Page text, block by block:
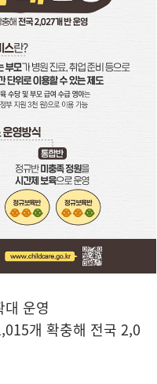
운영
개 확충해 전국 2,0